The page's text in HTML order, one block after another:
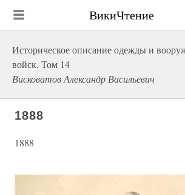
ВикиЧтение
Историческое описание одежды и
войск. Том 14
Висковатов Александр Васильевич
1888
1888